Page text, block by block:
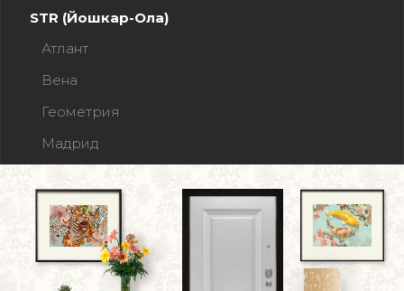
STR (Йошкар-Ола)
Атлант
Вена
Геометрия
Мадрид
Рельеф
Ферзь
Ферзь Зеркало МАХ (эмалит Белый)